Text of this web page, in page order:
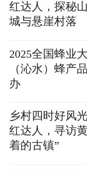
红达人，探秘
城与悬崖村落
2025全国蜂业
（沁水）蜂产
办
乡村四时好风
红达人，寻访
着的古镇”